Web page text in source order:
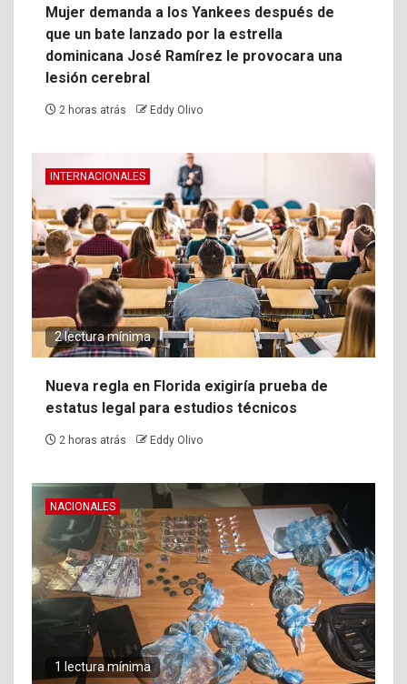
Mujer demanda a los Yankees después de
que un bate lanzado por la estrella
dominicana José Ramírez le provocara una
lesión cerebral
2 horas atrás Eddy Olivo
INTERNACIONALES
2 lectura mínima
Nueva regla en Florida exigiría prueba de
estatus legal para estudios técnicos
2 horas atrás Eddy Olivo
NACIONALES
1 lectura mínima